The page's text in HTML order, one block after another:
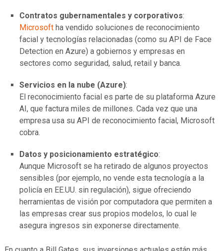
Contratos gubernamentales y corporativos:
Microsoft ha vendido soluciones de reconocimiento
facial y tecnologías relacionadas (como su API de Face
Detection en Azure) a gobiernos y empresas en
sectores como seguridad, salud, retail y banca.
Servicios en la nube (Azure):
El reconocimiento facial es parte de su plataforma Azure
AI, que factura miles de millones. Cada vez que una
empresa usa su API de reconocimiento facial, Microsoft
cobra.
Datos y posicionamiento estratégico:
Aunque Microsoft se ha retirado de algunos proyectos
sensibles (por ejemplo, no vende esta tecnología a la
policía en EE.UU. sin regulación), sigue ofreciendo
herramientas de visión por computadora que permiten a
las empresas crear sus propios modelos, lo cual le
asegura ingresos sin exponerse directamente.